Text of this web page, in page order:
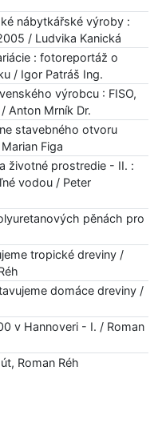
nábytkářské výroby :
/ Ludvika Kanická
: fotoreportáž o
/ Igor Patráš Ing.
výrobcu : FISO,
Anton Mrník Dr.
stavebného otvoru
Figa
životné prostredie - II. :
vodou / Peter
pěnách pro
tropické dreviny /
domáce dreviny /
v Hannoveri - I. / Roman
Roman Réh